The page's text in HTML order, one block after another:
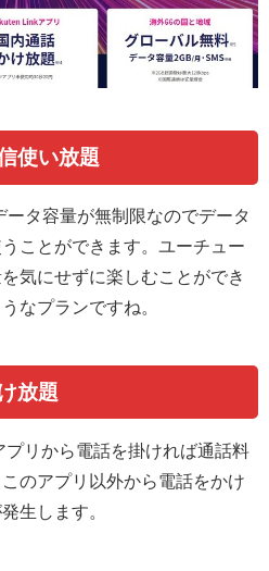
使い放題
ータ容量が無制限なのでデータ
ことができます。ユーチュー
気にせずに楽しむことができ
なプランですね。
放題
プリから電話を掛ければ通話料
のアプリ以外から電話をかけ
生します。